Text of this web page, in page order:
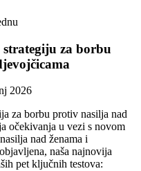
za borbu
2026
za borbu protiv nasilja nad
očekivanja u vezi s novom
nad ženama i
naša najnovija
pet ključnih testova: